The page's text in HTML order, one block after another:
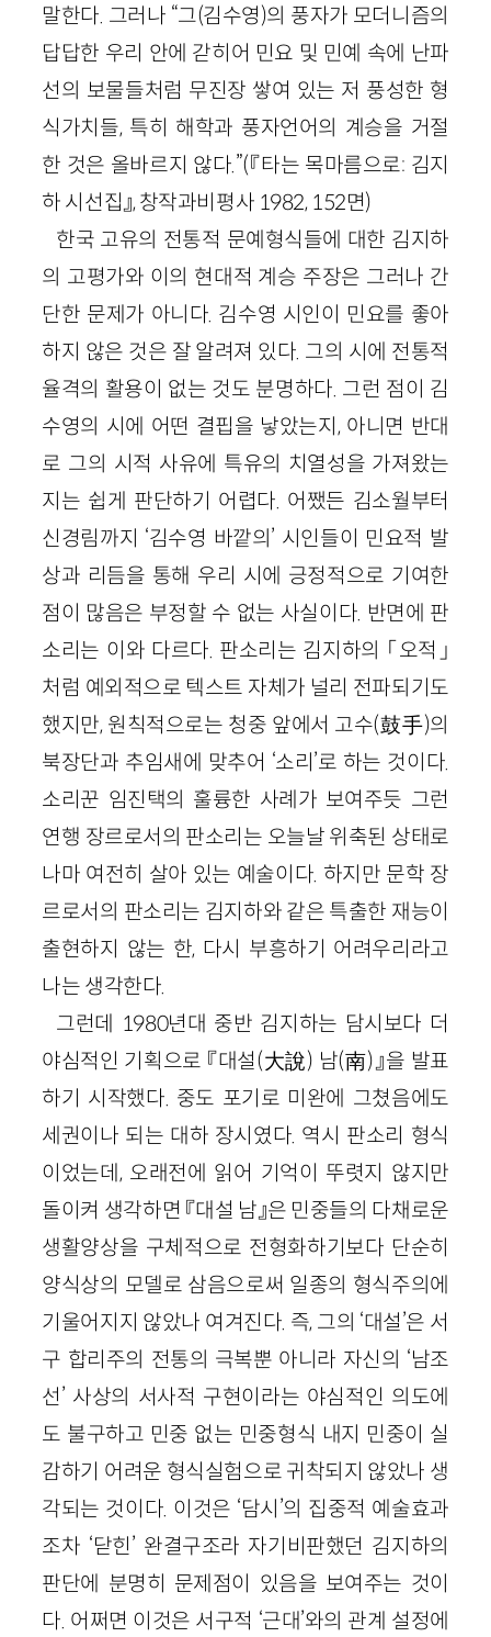
말한다. 그러나 “그(김수영)의 풍자가 모더니즘의
답답한 우리 안에 갇히어 민요 및 민예 속에 난파
선의 보물들처럼 무진장 쌓여 있는 저 풍성한 형
식가치들, 특히 해학과 풍자언어의 계승을 거절
한 것은 올바르지 않다.”(『타는 목마름으로: 김지
하 시선집』, 창작과비평사 1982, 152면)
한국 고유의 전통적 문예형식들에 대한 김지하
의 고평가와 이의 현대적 계승 주장은 그러나 간
단한 문제가 아니다. 김수영 시인이 민요를 좋아
하지 않은 것은 잘 알려져 있다. 그의 시에 전통적
율격의 활용이 없는 것도 분명하다. 그런 점이 김
수영의 시에 어떤 결핍을 낳았는지, 아니면 반대
로 그의 시적 사유에 특유의 치열성을 가져왔는
지는 쉽게 판단하기 어렵다. 어쨌든 김소월부터
신경림까지 ‘김수영 바깥의’ 시인들이 민요적 발
상과 리듬을 통해 우리 시에 긍정적으로 기여한
점이 많음은 부정할 수 없는 사실이다. 반면에 판
소리는 이와 다르다. 판소리는 김지하의 「오적」
처럼 예외적으로 텍스트 자체가 널리 전파되기도
했지만, 원칙적으로는 청중 앞에서 고수(鼓手)의
북장단과 추임새에 맞추어 ‘소리’로 하는 것이다.
소리꾼 임진택의 훌륭한 사례가 보여주듯 그런
연행 장르로서의 판소리는 오늘날 위축된 상태로
나마 여전히 살아 있는 예술이다. 하지만 문학 장
르로서의 판소리는 김지하와 같은 특출한 재능이
출현하지 않는 한, 다시 부흥하기 어려우리라고
나는 생각한다.
그런데 1980년대 중반 김지하는 담시보다 더
야심적인 기획으로 『대설(大說) 남(南)』을 발표
하기 시작했다. 중도 포기로 미완에 그쳤음에도
세권이나 되는 대하 장시였다. 역시 판소리 형식
이었는데, 오래전에 읽어 기억이 뚜렷지 않지만
돌이켜 생각하면 『대설 남』은 민중들의 다채로운
생활양상을 구체적으로 전형화하기보다 단순히
양식상의 모델로 삼음으로써 일종의 형식주의에
기울어지지 않았나 여겨진다. 즉, 그의 ‘대설’은 서
구 합리주의 전통의 극복뿐 아니라 자신의 ‘남조
선’ 사상의 서사적 구현이라는 야심적인 의도에
도 불구하고 민중 없는 민중형식 내지 민중이 실
감하기 어려운 형식실험으로 귀착되지 않았나 생
각되는 것이다. 이것은 ‘담시’의 집중적 예술효과
조차 ‘닫힌’ 완결구조라 자기비판했던 김지하의
판단에 분명히 문제점이 있음을 보여주는 것이
다. 어쩌면 이것은 서구적 ‘근대’와의 관계 설정에